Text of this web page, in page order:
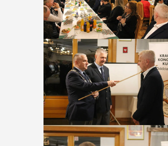
V Turniej
Myślimira.
Mieszczanie i
rzemieślnicy
W ostatni weekend wakacji, czyli 29-30
sierpnia w Myślenicach odbędzie się
piąta edycja Turnieju Myślimira.
Wydarzenie organizowane przez
Muzeum Niepodległości w Myślenicach
odbędzie się na ...